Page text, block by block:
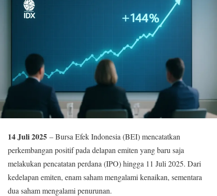
14 Juli 2025 – Bursa Efek Indonesia (BEI) mencatatkan
perkembangan positif pada delapan emiten yang baru saja
melakukan pencatatan perdana (IPO) hingga 11 Juli 2025. Dari
kedelapan emiten, enam saham mengalami kenaikan, sementara
dua saham mengalami penurunan.